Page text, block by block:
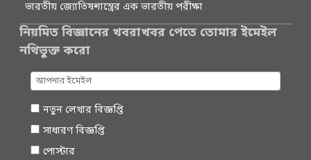
ভারতীয় জ্যোতিষশাস্ত্রের এক ভারতীয় পরীক্ষা
নিয়মিত বিজ্ঞানের খবরাখবর পেতে তোমার ইমেইল
নথিভুক্ত করো
নতুন লেখার বিজ্ঞপ্তি
সাধারণ বিজ্ঞপ্তি
পোস্টার